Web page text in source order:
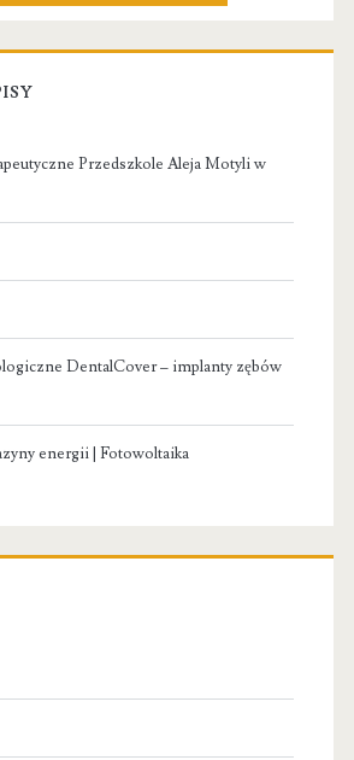
Przedszkole Aleja Motyli w
DentalCover – implanty zębów
energii | Fotowoltaika